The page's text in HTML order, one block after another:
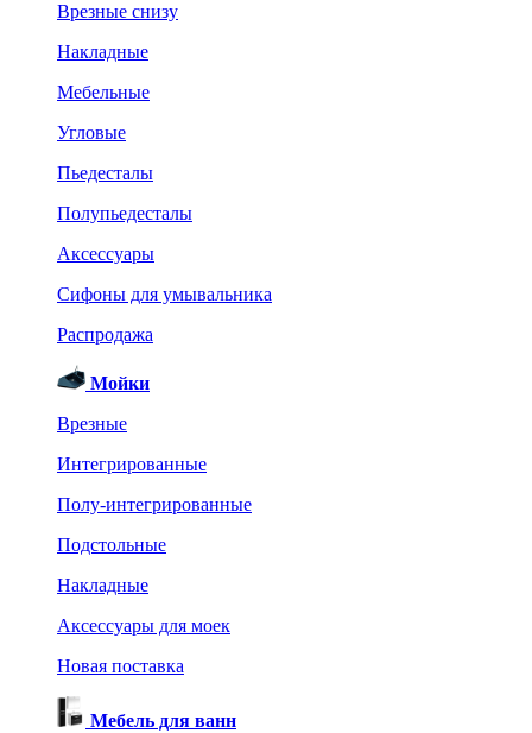
Врезные снизу
Накладные
Мебельные
Угловые
Пьедесталы
Полупьедесталы
Аксессуары
Сифоны для умывальника
Распродажа
Мойки
Врезные
Интегрированные
Полу-интегрированные
Подстольные
Накладные
Аксессуары для моек
Новая поставка
Мебель для ванн